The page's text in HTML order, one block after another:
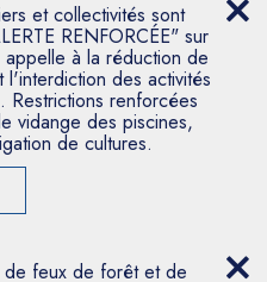
et collectivités sont
RENFORCÉE" sur
à la réduction de
des activités
Restrictions renforcées
vidange des piscines,
de cultures.
feux de forêt et de